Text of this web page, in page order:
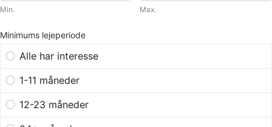
Min. Max.
Minimums lejeperiode
Alle har interesse
1-11 måneder
12-23 måneder